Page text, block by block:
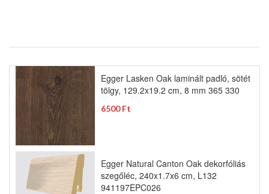
Egger Lasken Oak laminált padló, sötét
tölgy, 129.2x19.2 cm, 8 mm 365 330
6500 Ft
Egger Natural Canton Oak dekorfóliás
szegőléc, 240x1.7x6 cm, L132
941197EPC026